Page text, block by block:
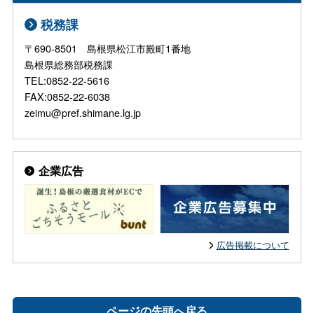
税務課
〒690-8501 島根県松江市殿町1番地
島根県総務部税務課
TEL:0852-22-5616
FAX:0852-22-6038
zeimu@pref.shimane.lg.jp
企業広告
広告掲載について